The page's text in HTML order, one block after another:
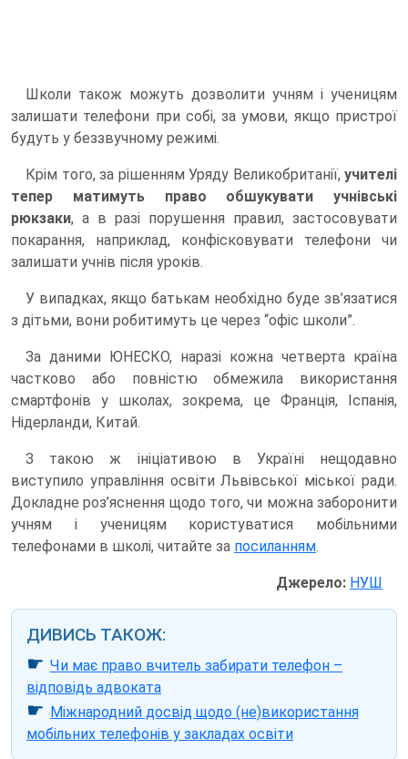
Школи також можуть дозволити учням і ученицям
залишати телефони при собі, за умови, якщо пристрої
будуть у беззвучному режимі.
Крім того, за рішенням Уряду Великобританії, учителі
тепер матимуть право обшукувати учнівські
рюкзаки, а в разі порушення правил, застосовувати
покарання, наприклад, конфісковувати телефони чи
залишати учнів після уроків.
У випадках, якщо батькам необхідно буде зв’язатися
з дітьми, вони робитимуть це через “офіс школи”.
За даними ЮНЕСКО, наразі кожна четверта країна
частково або повністю обмежила використання
смартфонів у школах, зокрема, це Франція, Іспанія,
Нідерланди, Китай.
З такою ж ініціативою в Україні нещодавно
виступило управління освіти Львівської міської ради.
Докладне роз’яснення щодо того, чи можна заборонити
учням і ученицям користуватися мобільними
телефонами в школі, читайте за посиланням.
Джерело: НУШ
ДИВИСЬ ТАКОЖ:
☛ Чи має право вчитель забирати телефон –
відповідь адвоката
☛ Міжнародний досвід щодо (не)використання
мобільних телефонів у закладах освіти